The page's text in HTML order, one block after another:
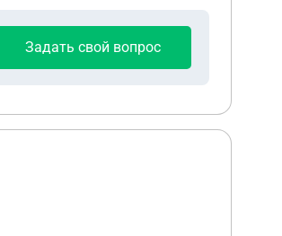
Задать свой вопрос